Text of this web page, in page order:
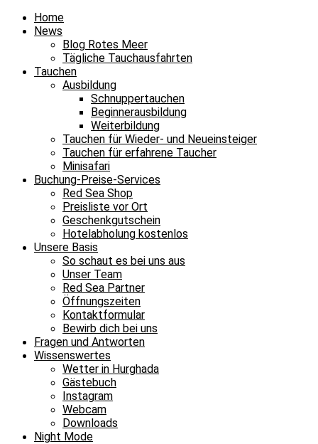
Home
News
Blog Rotes Meer
Tägliche Tauchausfahrten
Tauchen
Ausbildung
Schnuppertauchen
Beginnerausbildung
Weiterbildung
Tauchen für Wieder- und Neueinsteiger
Tauchen für erfahrene Taucher
Minisafari
Buchung-Preise-Services
Red Sea Shop
Preisliste vor Ort
Geschenkgutschein
Hotelabholung kostenlos
Unsere Basis
So schaut es bei uns aus
Unser Team
Red Sea Partner
Öffnungszeiten
Kontaktformular
Bewirb dich bei uns
Fragen und Antworten
Wissenswertes
Wetter in Hurghada
Gästebuch
Instagram
Webcam
Downloads
Night Mode